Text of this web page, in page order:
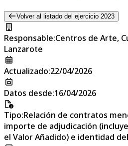
Volver al listado del ejercicio 2023
Responsable:Centros de Arte,
Lanzarote
Actualizado:22/04/2026
Datos desde:16/04/2026
Tipo:Relación de contratos
importe de adjudicación
el Valor Añadido) e identidad